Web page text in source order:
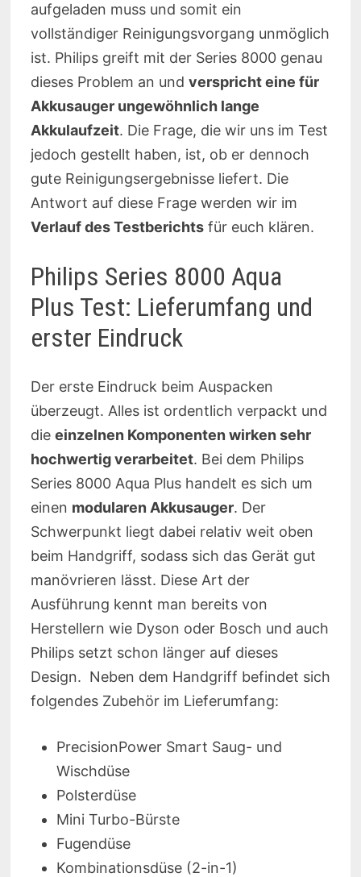
aufgeladen muss und somit ein
vollständiger Reinigungsvorgang unmöglich
ist. Philips greift mit der Series 8000 genau
dieses Problem an und verspricht eine für
Akkusauger ungewöhnlich lange
Akkulaufzeit. Die Frage, die wir uns im Test
jedoch gestellt haben, ist, ob er dennoch
gute Reinigungsergebnisse liefert. Die
Antwort auf diese Frage werden wir im
Verlauf des Testberichtsfür euch klären.
Philips Series 8000 Aqua
Plus Test: Lieferumfang und
erster Eindruck
Der erste Eindruck beim Auspacken
überzeugt. Alles ist ordentlich verpackt und
die einzelnen Komponenten wirken sehr
hochwertig verarbeitet. Bei dem Philips
Series 8000 Aqua Plus handelt es sich um
einen modularen Akkusauger. Der
Schwerpunkt liegt dabei relativ weit oben
beim Handgriff, sodass sich das Gerät gut
manövrieren lässt. Diese Art der
Ausführung kennt man bereits von
Herstellern wie Dyson oder Bosch und auch
Philips setzt schon länger auf dieses
Design. Neben dem Handgriff befindet sich
folgendes Zubehör im Lieferumfang:
PrecisionPower Smart Saug- und
Wischdüse
Polsterdüse
Mini Turbo-Bürste
Fugendüse
Kombinationsdüse (2-in-1)